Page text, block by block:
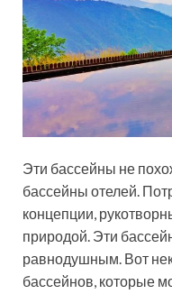
Эти бассейны не
бассейны отелей.
концепции,
природой. Эти
равнодушным. Вот
бассейнов, которые